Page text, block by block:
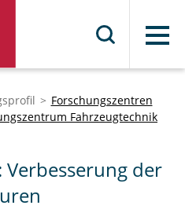
Menü
Forschungszentren
Fahrzeugtechnik
der